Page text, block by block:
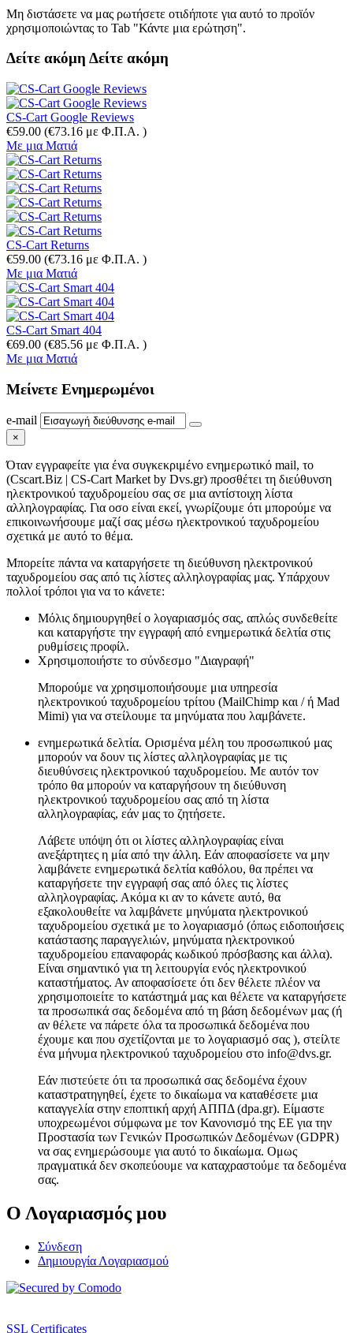
Μη διστάσετε να μας ρωτήσετε οτιδήποτε για αυτό το προϊόν
χρησιμοποιώντας το Tab "Κάντε μια ερώτηση".
Δείτε ακόμη Δείτε ακόμη
CS-Cart Google Reviews
€59.00 (€73.16 με Φ.Π.Α. )
Με μια Ματιά
CS-Cart Returns
€59.00 (€73.16 με Φ.Π.Α. )
Με μια Ματιά
CS-Cart Smart 404
€69.00 (€85.56 με Φ.Π.Α. )
Με μια Ματιά
Μείνετε Ενημερωμένοι
e-mail
×
Όταν εγγραφείτε για ένα συγκεκριμένο ενημερωτικό mail, το
(Cscart.Biz | CS-Cart Market by Dvs.gr) προσθέτει τη διεύθυνση
ηλεκτρονικού ταχυδρομείου σας σε μια αντίστοιχη λίστα
αλληλογραφίας. Για οσο είναι εκεί, γνωρίζουμε ότι μπορούμε να
επικοινωνήσουμε μαζί σας μέσω ηλεκτρονικού ταχυδρομείου
σχετικά με αυτό το θέμα.
Μπορείτε πάντα να καταργήσετε τη διεύθυνση ηλεκτρονικού
ταχυδρομείου σας από τις λίστες αλληλογραφίας μας. Υπάρχουν
πολλοί τρόποι για να το κάνετε:
Μόλις δημιουργηθεί ο λογαριασμός σας, απλώς συνδεθείτε
και καταργήστε την εγγραφή από ενημερωτικά δελτία στις
ρυθμίσεις προφίλ.
Χρησιμοποιήστε το σύνδεσμο "Διαγραφή"
Μπορούμε να χρησιμοποιήσουμε μια υπηρεσία
ηλεκτρονικού ταχυδρομείου τρίτου (MailChimp και / ή Mad
Mimi) για να στείλουμε τα μηνύματα που λαμβάνετε.
ενημερωτικά δελτία. Ορισμένα μέλη του προσωπικού μας
μπορούν να δουν τις λίστες αλληλογραφίας με τις
διευθύνσεις ηλεκτρονικού ταχυδρομείου. Με αυτόν τον
τρόπο θα μπορούν να καταργήσουν τη διεύθυνση
ηλεκτρονικού ταχυδρομείου σας από τη λίστα
αλληλογραφίας, εάν μας το ζητήσετε.
Λάβετε υπόψη ότι οι λίστες αλληλογραφίας είναι
ανεξάρτητες η μία από την άλλη. Εάν αποφασίσετε να μην
λαμβάνετε ενημερωτικά δελτία καθόλου, θα πρέπει να
καταργήσετε την εγγραφή σας από όλες τις λίστες
αλληλογραφίας. Ακόμα κι αν το κάνετε αυτό, θα
εξακολουθείτε να λαμβάνετε μηνύματα ηλεκτρονικού
ταχυδρομείου σχετικά με το λογαριασμό (όπως ειδοποιήσεις
κατάστασης παραγγελιών, μηνύματα ηλεκτρονικού
ταχυδρομείου επαναφοράς κωδικού πρόσβασης και άλλα).
Είναι σημαντικό για τη λειτουργία ενός ηλεκτρονικού
καταστήματος. Αν αποφασίσετε ότι δεν θέλετε πλέον να
χρησιμοποιείτε το κατάστημά μας και θέλετε να καταργήσετε
τα προσωπικά σας δεδομένα από τη βάση δεδομένων μας (ή
αν θέλετε να πάρετε όλα τα προσωπικά δεδομένα που
έχουμε και που σχετίζονται με το λογαριασμό σας ), στείλτε
ένα μήνυμα ηλεκτρονικού ταχυδρομείου στο info@dvs.gr.
Εάν πιστεύετε ότι τα προσωπικά σας δεδομένα έχουν
καταστρατηγηθεί, έχετε το δικαίωμα να καταθέσετε μια
καταγγελία στην εποπτική αρχή ΑΠΠΔ (dpa.gr). Είμαστε
υποχρεωμένοι σύμφωνα με τον Κανονισμό της ΕΕ για την
Προστασία των Γενικών Προσωπικών Δεδομένων (GDPR)
να σας ενημερώσουμε για αυτό το δικαίωμα. Ομως
πραγματικά δεν σκοπεύουμε να καταχραστούμε τα δεδομένα
σας.
Ο Λογαριασμός μου
Σύνδεση
Δημιουργία Λογαριασμού
SSL Certificates